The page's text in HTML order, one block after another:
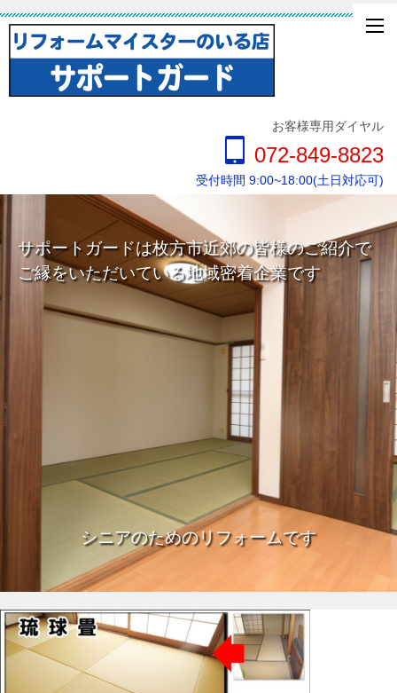
お客様専用ダイヤル
072-849-8823
受付時間 9:00~18:00(土日対応可)
サポートガードは枚方市近郊の皆様のご紹介で
ご縁をいただいている地域密着企業です
シニアのためのリフォームです